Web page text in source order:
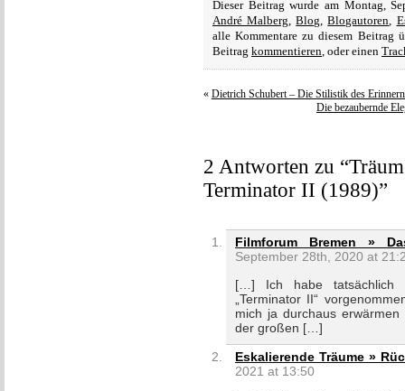
Dieser Beitrag wurde am Montag,
André Malberg,Blog,Blogautoren,
alle Kommentare zu diesem Beitrag
Beitrag kommentieren, oder einen
« Dietrich Schubert – Die Stilistik des
Die bezaubernde
2 Antworten zu
Terminator II (1989)”
Filmforum Bremen »
September 28th, 2020 at
[…] Ich habe tatsächlich
„Terminator II“
mich ja durchaus
der großen […]
Eskalierende Träume »
2021 at 13:50